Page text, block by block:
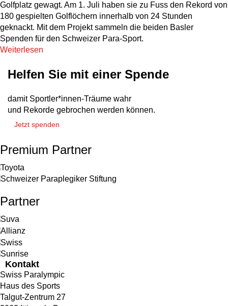
Golfplatz gewagt. Am 1. Juli haben sie zu Fuss den Rekord von
180 gespielten Golflöchern innerhalb von 24 Stunden
geknackt. Mit dem Projekt sammeln die beiden Basler
Spenden für den Schweizer Para-Sport.
Weiterlesen
Helfen Sie mit einer Spende
damit Sportler*innen-Träume wahr
und Rekorde gebrochen werden können.
Jetzt spenden
Premium Partner
Partner
Kontakt
Swiss Paralympic
Haus des Sports
Talgut-Zentrum 27